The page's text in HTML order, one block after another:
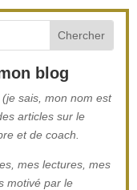
blog
sais, mon nom est
articles sur le
et de coach.
mes lectures, mes
motivé par le